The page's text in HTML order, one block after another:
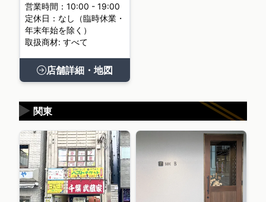
営業時間：10:00 - 19:00
定休日：なし（臨時休業・
年末年始を除く）
取扱商材: すべて
店舗詳細・地図
関東
▶